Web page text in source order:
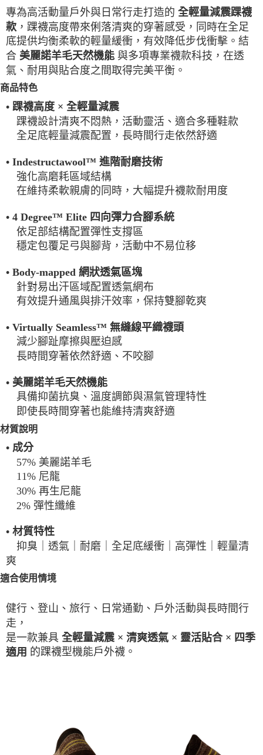
每筆NT$100，滿NT$2,000(含以上)免運費
一般7-11取貨
每筆NT$100
7-11超取(2000以上免運)
每筆NT$100，滿NT$2,000(含以上)免運費
一般宅配
每筆NT$100
宅配出貨(2000以上免運)
每筆NT$100，滿NT$2,000(含以上)免運費
專為高活動量戶外與日常行走打造的 全輕量減震踝襪
款 ，踝襪高度帶來俐落清爽的穿著感受，同時在全足
底提供均衡柔軟的輕量緩衝，有效降低步伐衝擊。結
合 美麗諾羊毛天然機能 與多項專業襪款科技，在透
氣、耐用與貼合度之間取得完美平衡。
商品特色
• 踝襪高度 × 全輕量減震
踝襪設計清爽不悶熱，活動靈活、適合多種鞋款
全足底輕量減震配置，長時間行走依然舒適
• Indestructawool™ 進階耐磨技術
強化高磨耗區域結構
在維持柔軟親膚的同時，大幅提升襪款耐用度
• 4 Degree™ Elite 四向彈力合腳系統
依足部結構配置彈性支撐區
穩定包覆足弓與腳背，活動中不易位移
• Body-mapped 網狀透氣區塊
針對易出汗區域配置透氣網布
有效提升通風與排汗效率，保持雙腳乾爽
• Virtually Seamless™ 無縫線平織襪頭
減少腳趾摩擦與壓迫感
長時間穿著依然舒適、不咬腳
• 美麗諾羊毛天然機能
具備抑菌抗臭、溫度調節與濕氣管理特性
即使長時間穿著也能維持清爽舒適
材質說明
• 成分
57% 美麗諾羊毛
11% 尼龍
30% 再生尼龍
2% 彈性纖維
• 材質特性
抑臭｜透氣｜耐磨｜全足底緩衝｜高彈性｜輕量清
爽
適合使用情境
健行、登山、旅行、日常通勤、戶外活動與長時間行
走，
是一款兼具 全輕量減震 × 清爽透氣 × 靈活貼合 × 四季
適用 的踝襪型機能戶外襪。